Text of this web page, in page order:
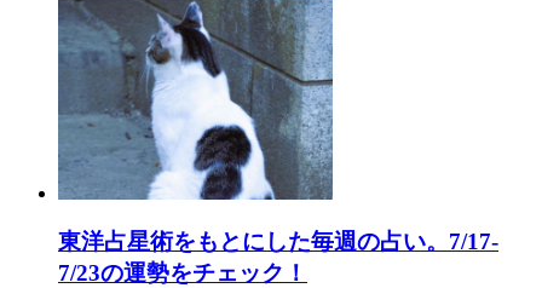
東洋占星術をもとにした毎週の占い。7/17-
7/23の運勢をチェック！